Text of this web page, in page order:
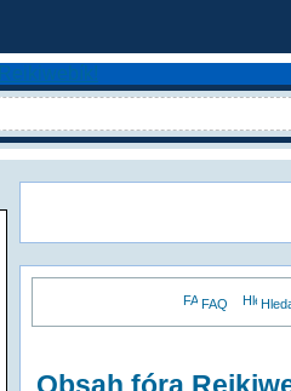
FAQ